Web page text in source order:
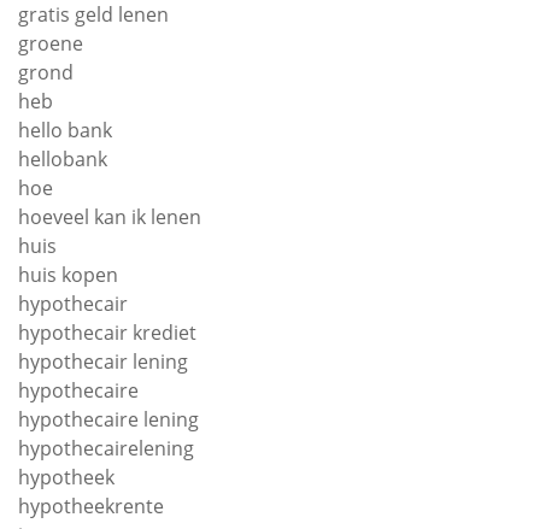
gratis geld lenen
groene
grond
heb
hello bank
hellobank
hoe
hoeveel kan ik lenen
huis
huis kopen
hypothecair
hypothecair krediet
hypothecair lening
hypothecaire
hypothecaire lening
hypothecairelening
hypotheek
hypotheekrente